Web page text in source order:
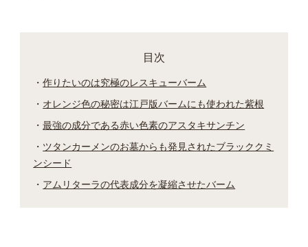
目次
作りたいのは究極のレスキューバーム
オレンジ色の秘密は江戸版バームにも使われた紫根
最強の成分である赤い色素のアスタキサンチン
ツタンカーメンのお墓からも発見されたブラッククミ
ンシード
アムリターラの代表成分を凝縮させたバーム